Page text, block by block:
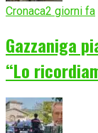
Cronaca2 giorni fa
Gazzaniga
“Lo